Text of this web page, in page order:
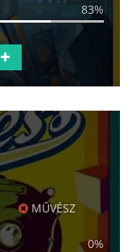
83%
MŰVÉSZ
0%